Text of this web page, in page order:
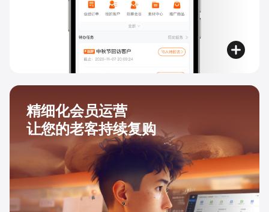
精细化会员运营
让您的老客持续复购